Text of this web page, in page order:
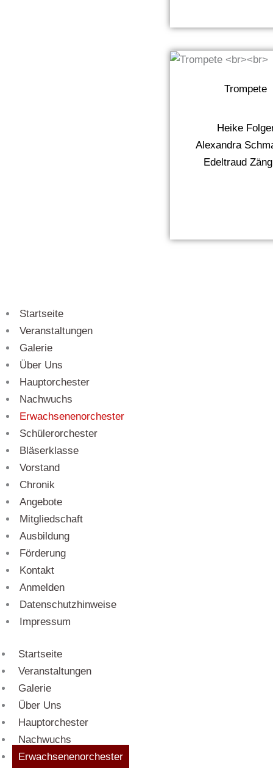
Trompete
Heike
Alexandra
Edeltraud
Startseite
Veranstaltungen
Galerie
Über Uns
Hauptorchester
Nachwuchs
Erwachsenenorchester
Schülerorchester
Bläserklasse
Vorstand
Chronik
Angebote
Mitgliedschaft
Ausbildung
Förderung
Kontakt
Anmelden
Datenschutzhinweise
Impressum
Startseite
Veranstaltungen
Galerie
Über Uns
Hauptorchester
Nachwuchs
Erwachsenenorchester